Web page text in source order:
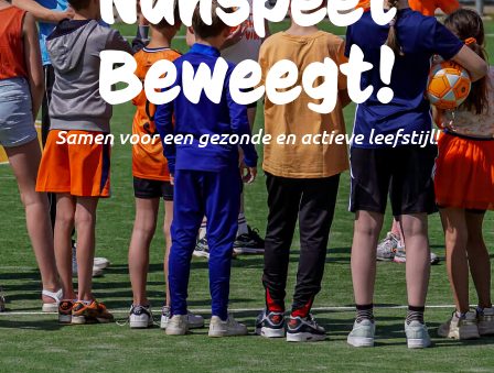
Beweegt!
Samen voor een gezonde en actieve leefstijl!